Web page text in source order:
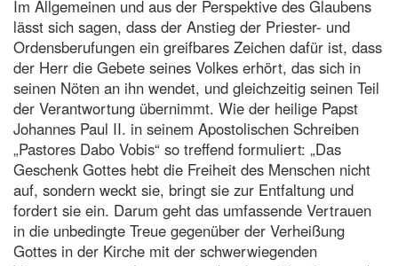
Im Allgemeinen und aus der Perspektive des Glaubens
lässt sich sagen, dass der Anstieg der Priester- und
Ordensberufungen ein greifbares Zeichen dafür ist, dass
der Herr die Gebete seines Volkes erhört, das sich in
seinen Nöten an ihn wendet, und gleichzeitig seinen Teil
der Verantwortung übernimmt. Wie der heilige Papst
Johannes Paul II. in seinem Apostolischen Schreiben
„Pastores Dabo Vobis“ so treffend formuliert: „Das
Geschenk Gottes hebt die Freiheit des Menschen nicht
auf, sondern weckt sie, bringt sie zur Entfaltung und
fordert sie ein. Darum geht das umfassende Vertrauen
in die unbedingte Treue gegenüber der Verheißung
Gottes in der Kirche mit der schwerwiegenden